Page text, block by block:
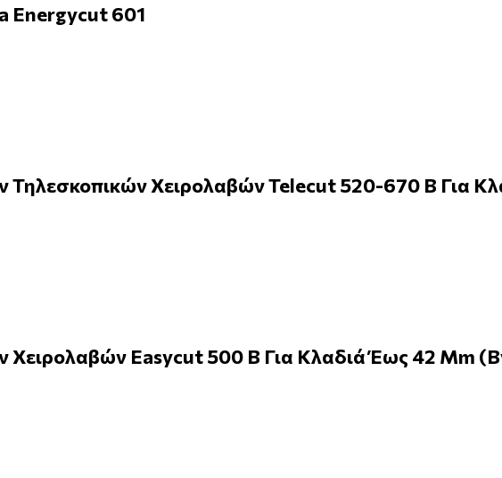
Energycut 601
Τηλεσκοπικών Χειρολαβών Telecut 520-670 B Για
Χειρολαβών Easycut 500 B Για Κλαδιά Έως 42 Mm